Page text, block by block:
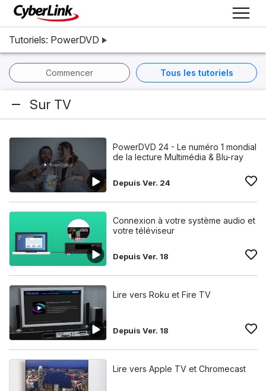
Tutoriels: PowerDVD
Commencer Tous les tutoriels
Sur TV
PowerDVD 24 - Le numéro 1 mondial
de la lecture Multimédia & Blu-ray
Depuis Ver. 24
Connexion à votre système audio et
votre téléviseur
Depuis Ver. 18
Lire vers Roku et Fire TV
Depuis Ver. 18
Lire vers Apple TV et Chromecast